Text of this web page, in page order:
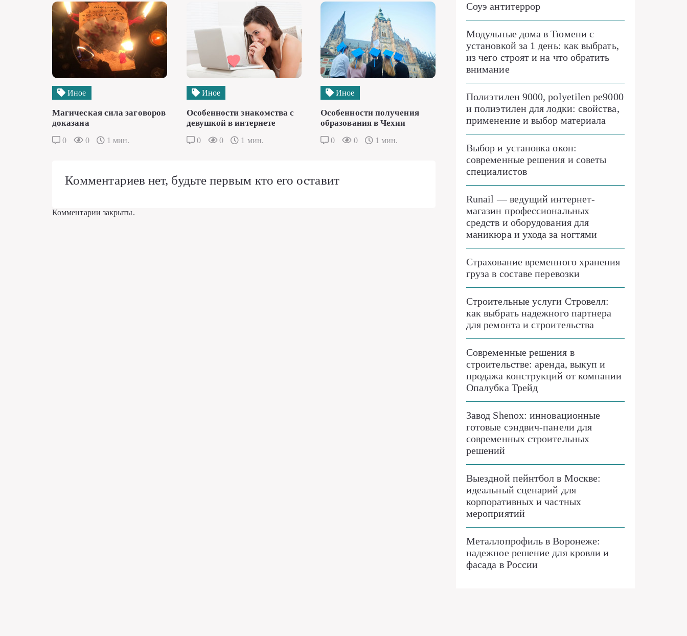
Иное
Магическая сила заговоров
доказана
0 0 1 мин.
Иное
Особенности знакомства с
девушкой в интернете
0 0 1 мин.
Иное
Особенности получения
образования в Чехии
0 0 1 мин.
Комментариев нет, будьте первым кто его оставит
Комментарии закрыты.
Соуэ антитеррор
Модульные дома в Тюмени с
установкой за 1 день: как выбрать,
из чего строят и на что обратить
внимание
Полиэтилен 9000, polyetilen pe9000
и полиэтилен для лодки: свойства,
применение и выбор материала
Выбор и установка окон:
современные решения и советы
специалистов
Runail — ведущий интернет-
магазин профессиональных
средств и оборудования для
маникюра и ухода за ногтями
Страхование временного хранения
груза в составе перевозки
Строительные услуги Стровелл:
как выбрать надежного партнера
для ремонта и строительства
Современные решения в
строительстве: аренда, выкуп и
продажа конструкций от компании
Опалубка Трейд
Завод Shenox: инновационные
готовые сэндвич-панели для
современных строительных
решений
Выездной пейнтбол в Москве:
идеальный сценарий для
корпоративных и частных
мероприятий
Металлопрофиль в Воронеже:
надежное решение для кровли и
фасада в России